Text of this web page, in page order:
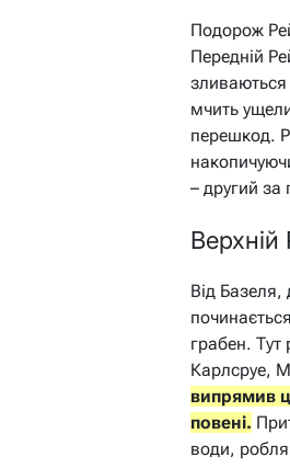
Подорож
Передній
зливаються
мчить
перешкод.
– другий за
Від
грабен. Тут
Карлсруе,
випрямив
повені.
води,